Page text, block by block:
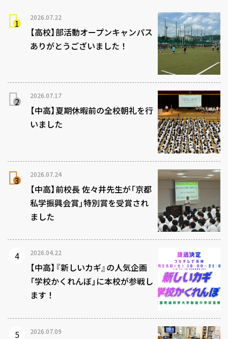
2026.07.22
【高校】部活動オープンキャンパス
ありがとうございました！
2026.07.17
【中高】夏期休暇前の全校朝礼を行
いました
2026.07.24
【中高】前校長 佐々井先生が「京都
私学振興会賞」特別賞を受賞され
ました
2026.04.22
【中高】『新しいカギ』の人気企画
「学校かくれんぼ」に本校が参戦し
ます！
2026.07.09